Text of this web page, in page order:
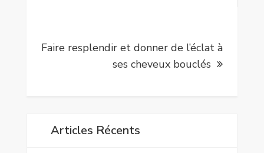
Faire resplendir et donner de l’éclat à
ses cheveux bouclés
Articles Récents